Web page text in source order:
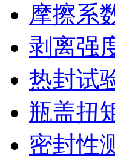
摩擦系
剥离强
热封试
瓶盖扭
密封性